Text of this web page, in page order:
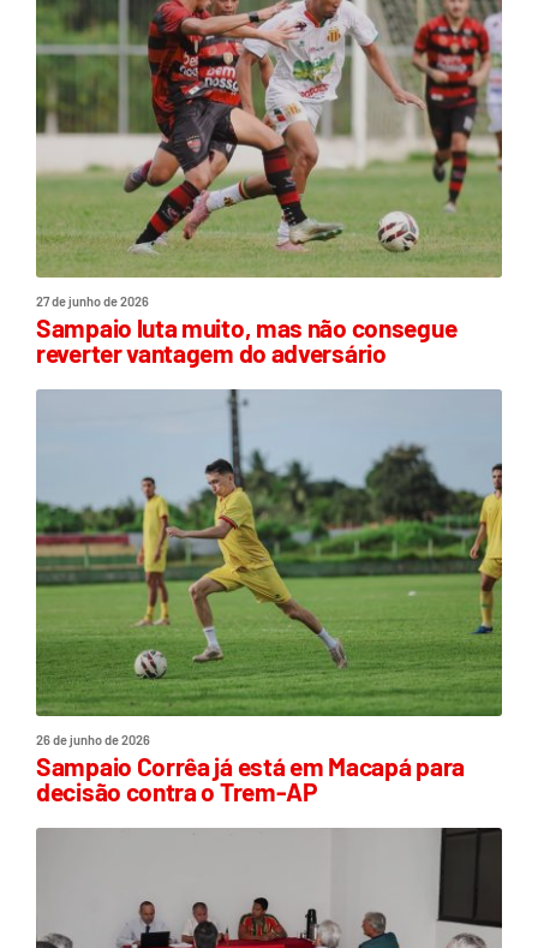
27 de junho de 2026
Sampaio luta muito, mas não consegue
reverter vantagem do adversário
26 de junho de 2026
Sampaio Corrêa já está em Macapá para
decisão contra o Trem-AP